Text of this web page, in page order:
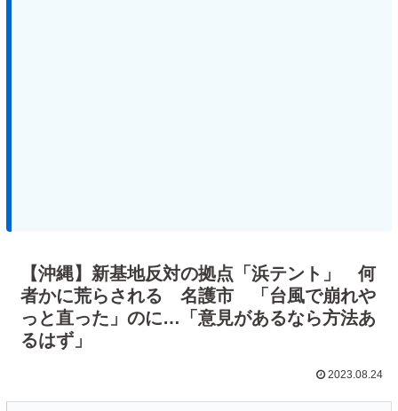
【沖縄】新基地反対の拠点「浜テント」 何
者かに荒らされる 名護市 「台風で崩れや
っと直った」のに…「意見があるなら方法あ
るはず」
2023.08.24